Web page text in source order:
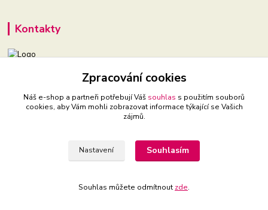
Kontakty
+420 604 921 321
babyveci@babyveci.cz
Zpracování cookies
Náš e-shop a partneři potřebují Váš souhlas s použitím souborů
cookies, aby Vám mohli zobrazovat informace týkající se Vašich
zájmů.
Nastavení Souhlasím
Souhlas můžete odmítnout zde.